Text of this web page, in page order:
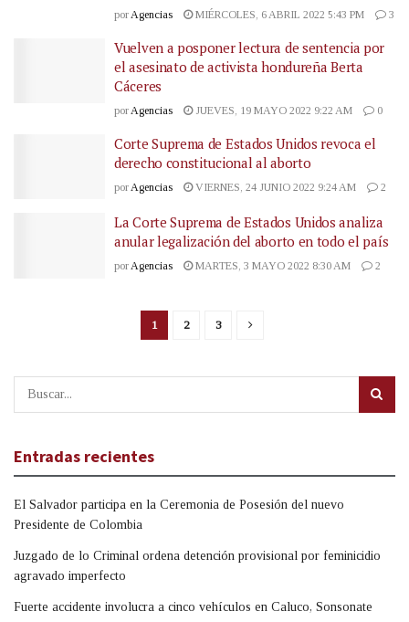
por Agencias MIÉRCOLES, 6 ABRIL 2022 5:43 PM 3
Vuelven a posponer lectura de sentencia por
el asesinato de activista hondureña Berta
Cáceres
por Agencias JUEVES, 19 MAYO 2022 9:22 AM 0
Corte Suprema de Estados Unidos revoca el
derecho constitucional al aborto
por Agencias VIERNES, 24 JUNIO 2022 9:24 AM 2
La Corte Suprema de Estados Unidos analiza
anular legalización del aborto en todo el país
porAgencias MARTES, 3 MAYO 2022 8:30 AM 2
1 2 3
Entradas recientes
El Salvador participa en la Ceremonia de Posesión del nuevo
Presidente de Colombia
Juzgado de lo Criminal ordena detención provisional por feminicidio
agravado imperfecto
Fuerte accidente involucra a cinco vehículos en Caluco, Sonsonate